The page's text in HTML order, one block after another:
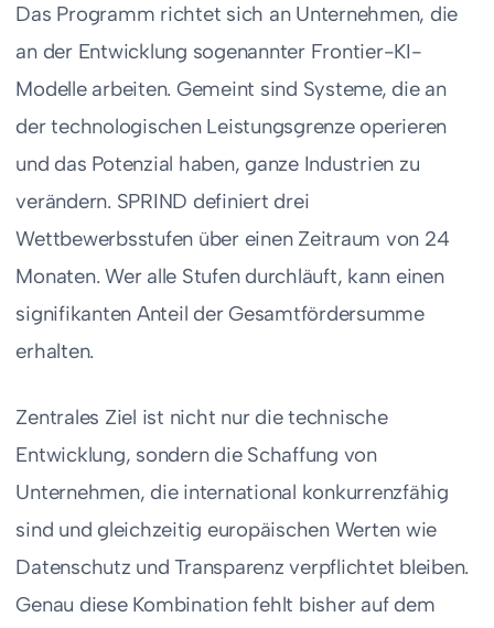
Das Programm richtet sich an Unternehmen, die
an der Entwicklung sogenannter Frontier-KI-
Modelle arbeiten. Gemeint sind Systeme, die an
der technologischen Leistungsgrenze operieren
und das Potenzial haben, ganze Industrien zu
verändern. SPRIND definiert drei
Wettbewerbsstufen über einen Zeitraum von 24
Monaten. Wer alle Stufen durchläuft, kann einen
signifikanten Anteil der Gesamtfördersumme
erhalten.
Zentrales Ziel ist nicht nur die technische
Entwicklung, sondern die Schaffung von
Unternehmen, die international konkurrenzfähig
sind und gleichzeitig europäischen Werten wie
Datenschutz und Transparenz verpflichtet bleiben.
Genau diese Kombination fehlt bisher auf dem